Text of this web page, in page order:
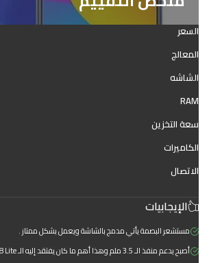
السعر
المعالج
الشاشه
RAM
سعة التخزين
الكاميرات
الاتصال
الإيجابيات
مستشعر البصمة يأتي مدمج بالشاشة ويعمل بشكل ممتاز .
أصبح يدعم منفذ الـ 3.5 ملم وهذا أهم ما كان يفتقد إليه الـ Mi 8 Lite السابق .